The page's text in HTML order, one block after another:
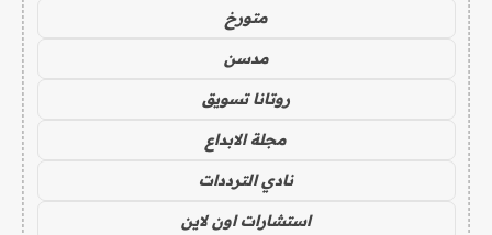
متورخ
مدسن
روتانا تسويق
مجلة الابداع
نادي الترددات
استشارات اون لاين